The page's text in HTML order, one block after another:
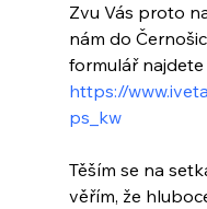
Zvu Vás proto
nám do
formulář najdete
https://
ps_kw
Těším se na
věřím, že